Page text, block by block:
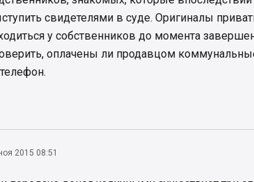
свидетелями в суде. Оригиналы
у собственников до момента
оплачены ли продавцом
2015 08:51